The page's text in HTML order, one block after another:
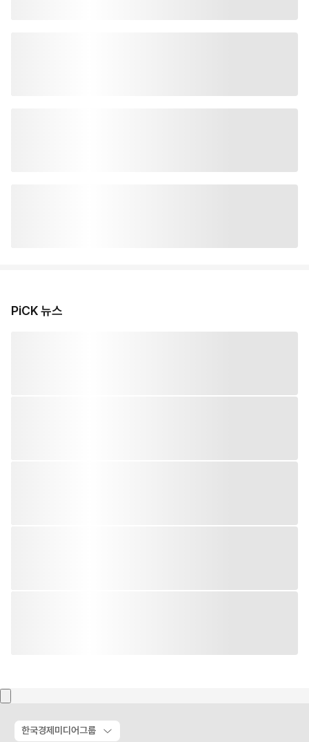
PiCK 뉴스
한국경제미디어그룹